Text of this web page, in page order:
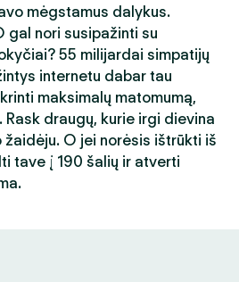
mėgstamus dalykus.
gal nori susipažinti su
55 milijardai simpatijų
internetu dabar tau
maksimalų matomumą,
draugų, kurie irgi dievina
O jei norėsis ištrūkti iš
tave į 190 šalių ir atverti